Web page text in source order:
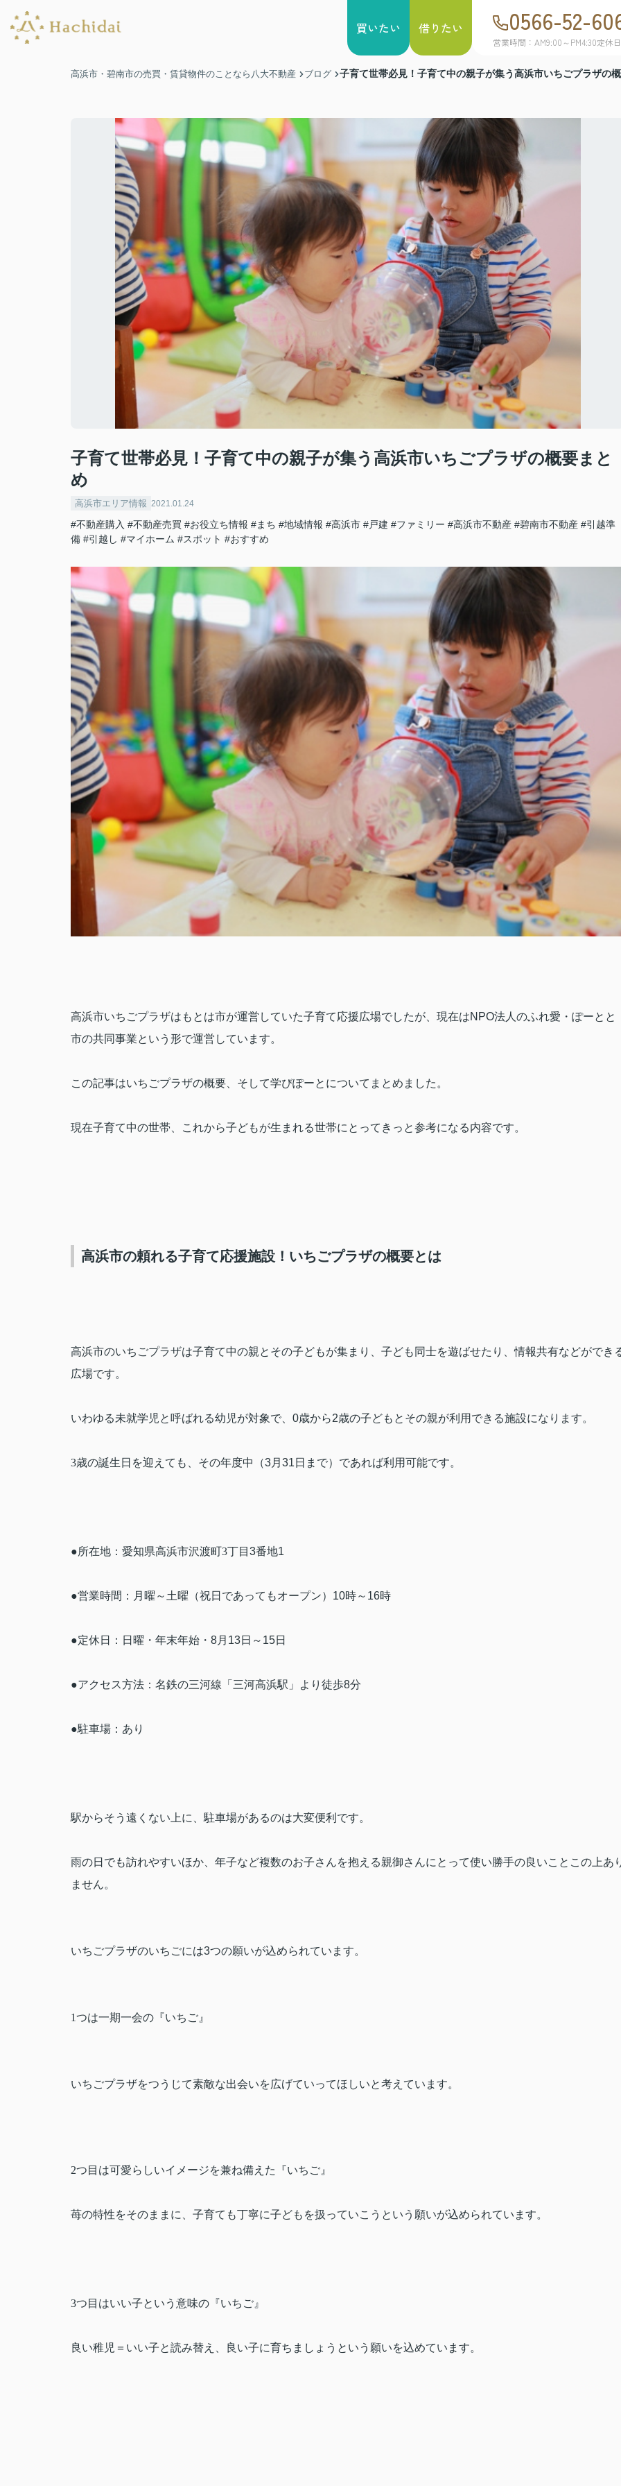
買いたい 借りたい 0566-52-
営業時間：AM9:00～PM4:30定休
高浜市・碧南市の売買・賃貸物件のことなら八大不動産 ブログ 子育て世帯必見！子育て中の親子が集う高浜市いちごプラザの
子育て世帯必見！子育て中の親子が集う高浜市いちごプラザの概要まと
め
高浜市エリア情報 2021.01.24
#不動産購入 #不動産売買 #お役立ち情報 #まち #地域情報 #高浜市 #戸建 #ファミリー #高浜市不動産 #碧南市不動産 #引越準
備 #引越し #マイホーム #スポット #おすすめ
高浜市いちごプラザはもとは市が運営していた子育て応援広場でしたが、現在はNPO法人のふれ愛・ぽーとと
市の共同事業という形で運営しています。
この記事はいちごプラザの概要、そして学びぽーとについてまとめました。
現在子育て中の世帯、これから子どもが生まれる世帯にとってきっと参考になる内容です。
高浜市の頼れる子育て応援施設！いちごプラザの概要とは
高浜市のいちごプラザは子育て中の親とその子どもが集まり、子ども同士を遊ばせたり、情報共有などができ
広場です。
いわゆる未就学児と呼ばれる幼児が対象で、 0歳から2歳の子どもとその親が利用できる施設になります。
3歳の誕生日を迎えても、その年度中（3月 31 日まで）であれば利用可能です。
●所在地：愛知県高浜市沢渡町3丁目 3番地1
●営業時間：月曜～土曜（祝日であってもオープン） 10時～ 16時
●定休日：日曜・年末年始・ 8月 13日～ 15日
●アクセス方法：名鉄の三河線「三河高浜駅」より徒歩8分
●駐車場：あり
駅からそう遠くない上に、駐車場があるのは大変便利です。
雨の日でも訪れやすいほか、年子など複数のお子さんを抱える親御さんにとって使い勝手の良いことこの上あ
ません。
いちごプラザのいちごには3つの願いが込められています。
1つは一期一会の『いちご』
いちごプラザをつうじて素敵な出会いを広げていってほしいと考えています。
2つ目は可愛らしいイメージを兼ね備えた『いちご』
苺の特性をそのままに、子育ても丁寧に子どもを扱っていこうという願いが込められています。
3つ目はいい子という意味の『いちご』
良い稚児＝いい子と読み替え、良い子に育ちましょうという願いを込めています。